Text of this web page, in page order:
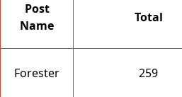
Post
Name
Total
Forester 259